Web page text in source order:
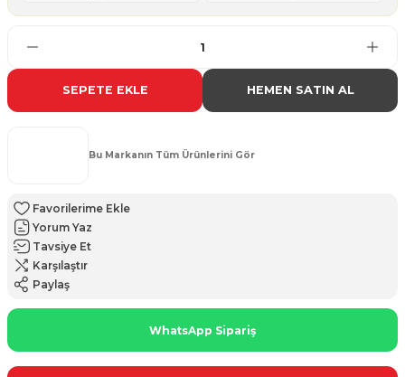
SEPETE EKLE HEMEN SATIN AL
Bu Markanın Tüm Ürünlerini Gör
Yorum Yaz
Tavsiye Et
Karşılaştır
Paylaş
WhatsApp Sipariş